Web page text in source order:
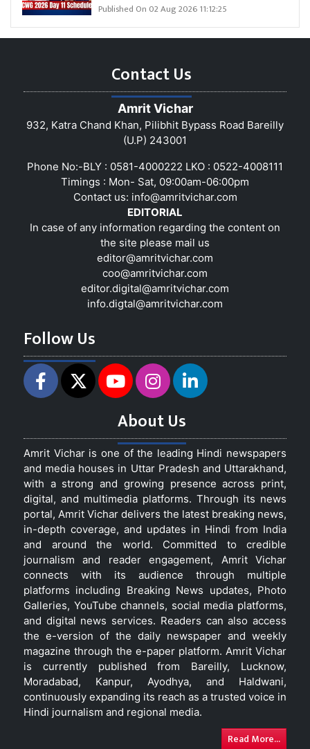
Published On 02 Aug 2026 11:12:25
Contact Us
Amrit Vichar
932, Katra Chand Khan, Pilibhit Bypass Road Bareilly
(U.P) 243001
Phone No:-BLY : 0581-4000222 LKO : 0522-4008111
Timings : Mon- Sat, 09:00am-06:00pm
Contact us: info@amritvichar.com
EDITORIAL
In case of any information regarding the content on
the site please mail us
editor@amritvichar.com
coo@amritvichar.com
editor.digital@amritvichar.com
info.digtal@amritvichar.com
Follow Us
About Us
Amrit Vichar is one of the leading Hindi newspapers
and media houses in Uttar Pradesh and Uttarakhand,
with a strong and growing presence across print,
digital, and multimedia platforms. Through its news
portal, Amrit Vichar delivers the latest breaking news,
in-depth coverage, and updates in Hindi from India
and around the world. Committed to credible
journalism and reader engagement, Amrit Vichar
connects with its audience through multiple
platforms including Breaking News updates, Photo
Galleries, YouTube channels, social media platforms,
and digital news services. Readers can also access
the e-version of the daily newspaper and weekly
magazine through the e-paper platform. Amrit Vichar
is currently published from Bareilly, Lucknow,
Moradabad, Kanpur, Ayodhya, and Haldwani,
continuously expanding its reach as a trusted voice in
Hindi journalism and regional media.
Read More...